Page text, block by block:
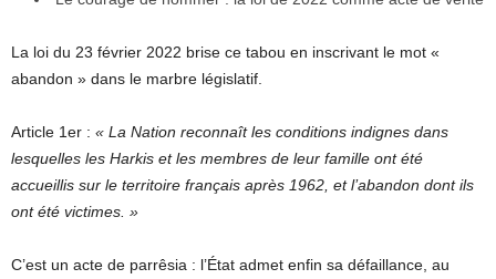
La loi du 23 février 2022 brise ce tabou en inscrivant le mot «
abandon » dans le marbre législatif.
Article 1er : « La Nation reconnaît les conditions indignes dans
lesquelles les Harkis et les membres de leur famille ont été
accueillis sur le territoire français après 1962, et l’abandon dont ils
ont été victimes. »
C’est un acte de parrêsia : l’État admet enfin sa défaillance, au